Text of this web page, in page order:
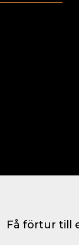
Få förtur till